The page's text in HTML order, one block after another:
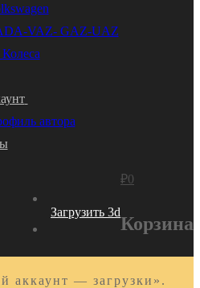
VAZ- GAZ-UAZ
автора
Загрузить 3d
₽0
Корзина
аккаунт — загрузки».